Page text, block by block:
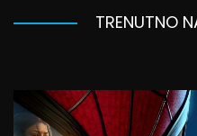
TRENUTNO